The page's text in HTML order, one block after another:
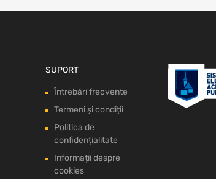
SUPORT
Întrebări frecvente
Termeni și condiții
Politica de
confidențialitate
Informații despre
cookies